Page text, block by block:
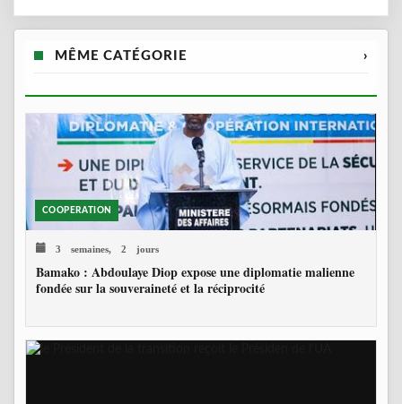
MÊME CATÉGORIE ›
COOPERATION
3 semaines, 2 jours
Bamako : Abdoulaye Diop expose une diplomatie malienne
fondée sur la souveraineté et la réciprocité